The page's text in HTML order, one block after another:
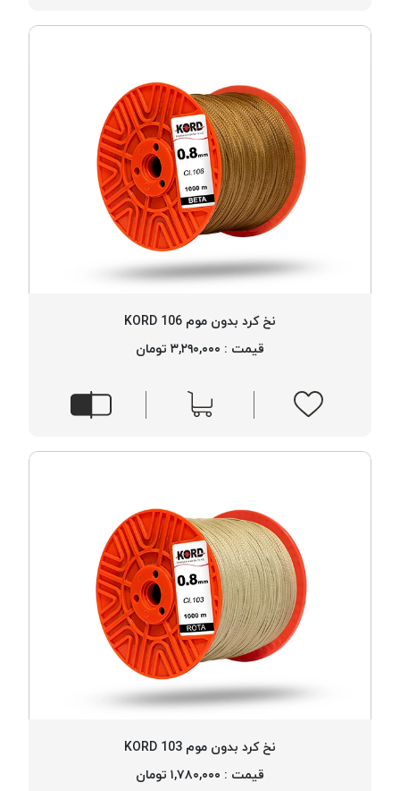
نخ کرد بدون موم 106 KORD
قیمت : ۳,۲۹۰,۰۰۰ تومان
نخ کرد بدون موم 103 KORD
قیمت : ۱,۷۸۰,۰۰۰ تومان